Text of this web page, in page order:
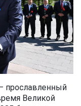
прославленный
Великой